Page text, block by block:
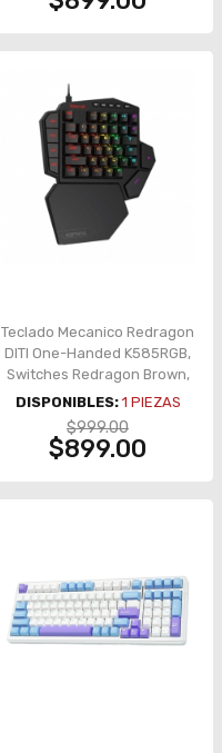
Teclado Mecanico Redragon
DITI One-Handed K585RGB,
Switches Redragon Brown,
Macros personalizables,
Reposa muñecas, Ingles -
8800-0065
DISPONIBLES: 1 PIEZAS
$999.00
$899.00